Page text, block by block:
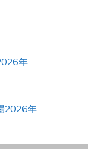
年
2026年